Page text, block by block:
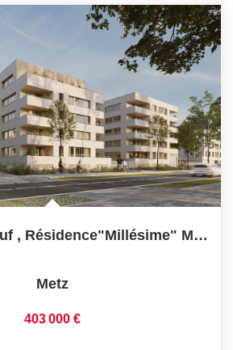
Programme Neuf , Résidence"Millésime" Maisons, Duplex,...
Metz
403 000 €